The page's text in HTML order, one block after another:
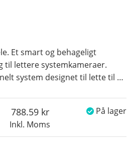
Et smart og behageligt
til lettere systemkameraer.
system designet til lette til …
Inkl. Moms
788.59 På lager